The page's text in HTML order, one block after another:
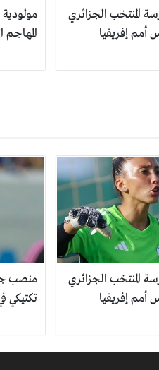
المنتخب الجزائري
أمم إفريقيا
المنتخب الجزائري
أمم إفريقيا
منصب
تكتيكي